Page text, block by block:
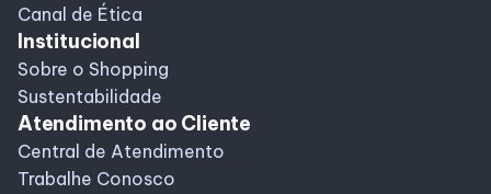
Canal de Ética
Institucional
Sobre o Shopping
Sustentabilidade
Atendimento ao Cliente
Central de Atendimento
Trabalhe Conosco